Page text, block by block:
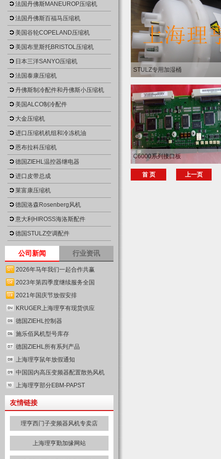
法国丹佛斯MANEUROP压缩机
法国丹佛斯百福马压缩机
美国谷轮COPELAND压缩机
美国布里斯托BRISTOL压缩机
日本三洋SANYO压缩机
法国泰康压缩机
丹佛斯制冷配件和丹佛斯小压缩机
美国ALCO制冷配件
大金压缩机
进口压缩机机组和冷冻机油
恩布拉科压缩机
德国ZIEHL温控器继电器
进口皮带总成
莱富康压缩机
德国洛森Rosenberg风机
意大利HIROSS海洛斯配件
德国STULZ空调配件
公司新闻 行业资讯
2026年马年我们一起合作共赢
2023年第四季度继续服务全国
2021年国庆节放假安排
KRUGER上海理亨有现货供应
德国ZIEHL控制器
施乐佰风机型号库存
德国ZIEHL所有系列产品
上海理亨鼠年放假通知
中国国内高压变频器配置散热风机
上海理亨部分EBM-PAPST
友情链接
理亨西门子变频器风机专卖店
上海理亨勤加缘网站
STULZ专用加湿桶
C6000系列接口板
首 页 上一页